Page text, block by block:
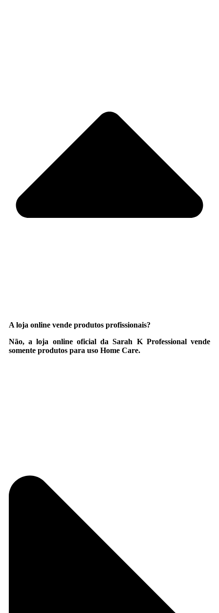
A loja online vende produtos profissionais?
Não, a loja online oficial da Sarah K Professional vende
somente produtos para uso Home Care.